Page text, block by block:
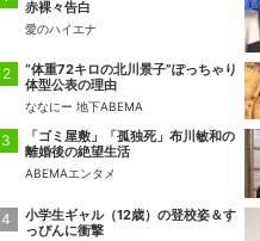
赤裸々告白
愛のハイエナ
“体重72キロの北川景子”ぽっちゃり
体型公表の理由
ななにー 地下ABEMA
「ゴミ屋敷」「孤独死」布川敏和の
離婚後の絶望生活
ABEMAエンタメ
小学生ギャル（12歳）の登校姿＆す
っぴんに衝撃